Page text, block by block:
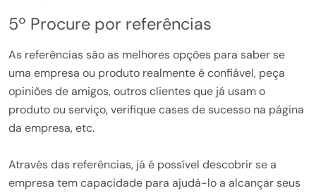
5º Procure por referências
As referências são as melhores opções para saber se
uma empresa ou produto realmente é confiável, peça
opiniões de amigos, outros clientes que já usam o
produto ou serviço, verifique cases de sucesso na página
da empresa, etc.
Através das referências, já é possível descobrir se a
empresa tem capacidade para ajudá-lo a alcançar seus